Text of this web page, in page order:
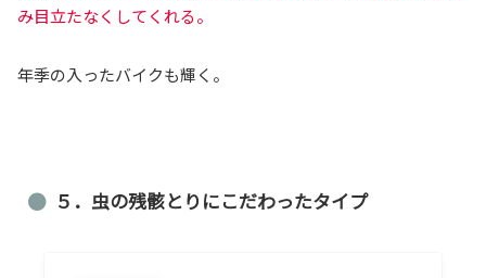
み目立たなくしてくれる。
年季の入ったバイクも輝く。
５．虫の残骸とりにこだわったタイプ